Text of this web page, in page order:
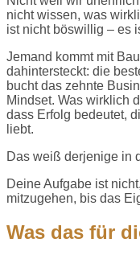
nicht wissen, was
ist nicht böswillig – es
Jemand kommt mit
dahintersteckt: die
bucht das zehnte
Mindset. Was wirklich
dass Erfolg bedeutet,
liebt.
Das weiß derjenige in
Deine Aufgabe ist
mitzugehen, bis das
Was das für